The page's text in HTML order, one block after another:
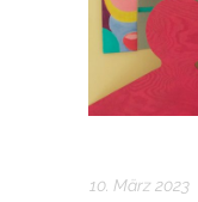
10. März 2023